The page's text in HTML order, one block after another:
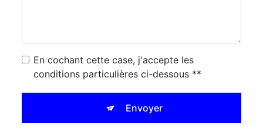
En cochant cette case, j'accepte les
conditions particulières ci-dessous **
Envoyer